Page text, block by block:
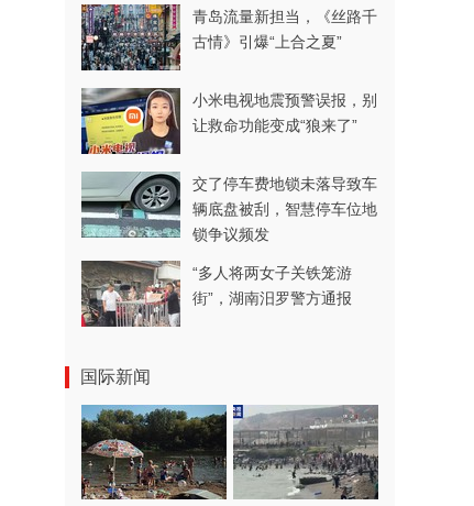
青岛流量新担当，《丝路千
古情》引爆“上合之夏”
小米电视地震预警误报，别
让救命功能变成“狼来了”
交了停车费地锁未落导致车
辆底盘被刮，智慧停车位地
锁争议频发
“多人将两女子关铁笼游
街”，湖南汨罗警方通报
国际新闻